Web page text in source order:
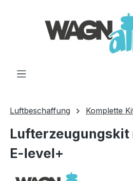
Luftbeschaffung Komplette
Lufterzeugungskit
E-level+